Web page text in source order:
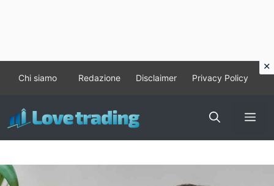
contenuto
Chi siamo Redazione Disclaimer Privacy Policy